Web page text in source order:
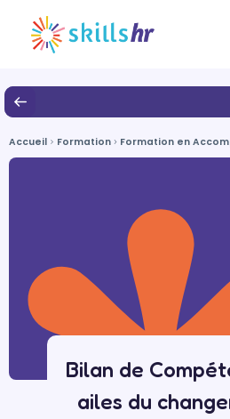
Accueil Formation Formation en
Bilan de
ailes du